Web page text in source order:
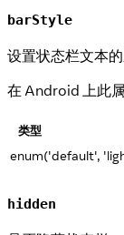
barStyle
设置状态栏文本的
在 Android 上此
类型
enum('default',
hidden